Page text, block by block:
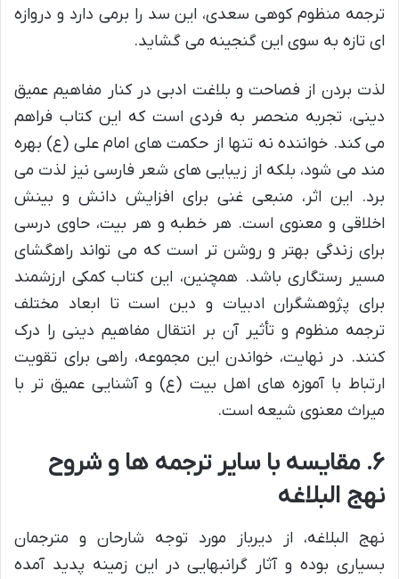
ترجمه منظوم کوهی سعدی، این سد را برمی دارد و دروازه
ای تازه به سوی این گنجینه می گشاید.
لذت بردن از فصاحت و بلاغت ادبی در کنار مفاهیم عمیق
دینی، تجربه منحصر به فردی است که این کتاب فراهم
می کند. خواننده نه تنها از حکمت های امام علی (ع) بهره
مند می شود، بلکه از زیبایی های شعر فارسی نیز لذت می
برد. این اثر، منبعی غنی برای افزایش دانش و بینش
اخلاقی و معنوی است. هر خطبه و هر بیت، حاوی درسی
برای زندگی بهتر و روشن تر است که می تواند راهگشای
مسیر رستگاری باشد. همچنین، این کتاب کمکی ارزشمند
برای پژوهشگران ادبیات و دین است تا ابعاد مختلف
ترجمه منظوم و تأثیر آن بر انتقال مفاهیم دینی را درک
کنند. در نهایت، خواندن این مجموعه، راهی برای تقویت
ارتباط با آموزه های اهل بیت (ع) و آشنایی عمیق تر با
میراث معنوی شیعه است.
۶. مقایسه با سایر ترجمه ها و شروح
نهج البلاغه
نهج البلاغه، از دیرباز مورد توجه شارحان و مترجمان
بسیاری بوده و آثار گرانبهایی در این زمینه پدید آمده